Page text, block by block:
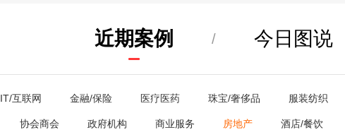
近期案例 / 今日图说
IT/互联网 金融/保险 医疗医药 珠宝/奢侈品 服装纺织
协会商会 政府机构 商业服务 房地产 酒店/餐饮